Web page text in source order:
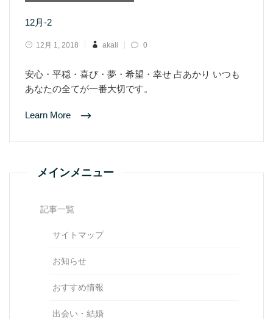
12月-2
12月 1, 2018 akali 0
安心・平穏・喜び・夢・希望・幸せ 占あかり いつも
あなたの全てが一番大切です。
Learn More
メインメニュー
記事一覧
サイトマップ
お知らせ
おすすめ情報
出会い・結婚